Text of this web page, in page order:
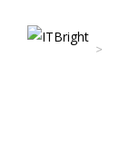
ITBright >